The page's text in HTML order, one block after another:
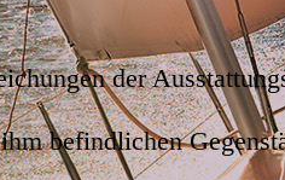
der
befindlichen